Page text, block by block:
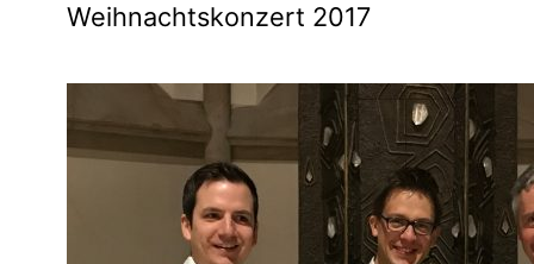
Weihnachtskonzert 2017